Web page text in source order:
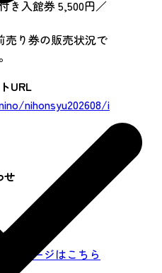
き入館券 5,500円／
り券の販売状況で
URL
nihonsyu202608/i
せ
介ページはこちら